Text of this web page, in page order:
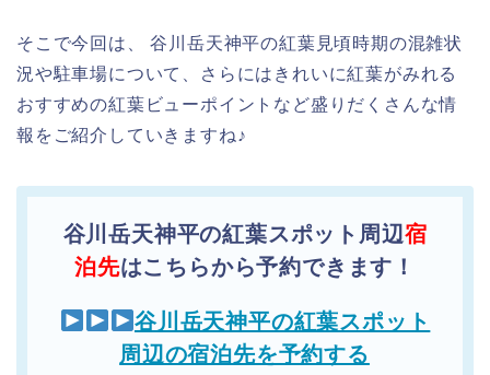
そこで今回は、 谷川岳天神平の紅葉見頃時期の混雑状
況や駐車場について、さらにはきれいに紅葉がみれる
おすすめの紅葉ビューポイントなど盛りだくさんな情
報をご紹介していきますね♪
谷川岳天神平の紅葉スポット周辺宿
泊先はこちらから予約できます！
谷川岳天神平の紅葉スポット
周辺の宿泊先を予約する